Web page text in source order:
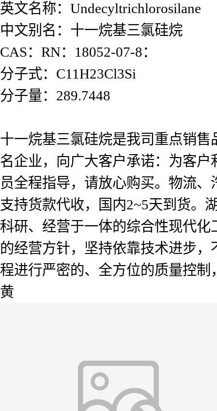
英文名称：Undecyltrichlorosilane
中文别名：十一烷基三氯硅烷
CAS：RN：18052-07-8：
分子式：C11H23Cl3Si
分子量：289.7448
十一烷基三氯硅烷是我司重点销
名企业，向广大客户承诺：为客
员全程指导，请放心购买。物流
支持货款代收，国内2~5天到货。
科研、经营于一体的综合性现代
的经营方针，坚持依靠技术进步
程进行严密的、全方位的质量控
黄